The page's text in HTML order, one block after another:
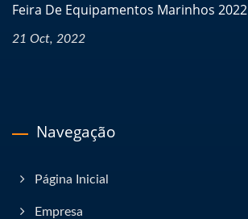
Feira De Equipamentos Marinhos 2022
21 Oct, 2022
Navegação
Página Inicial
Empresa